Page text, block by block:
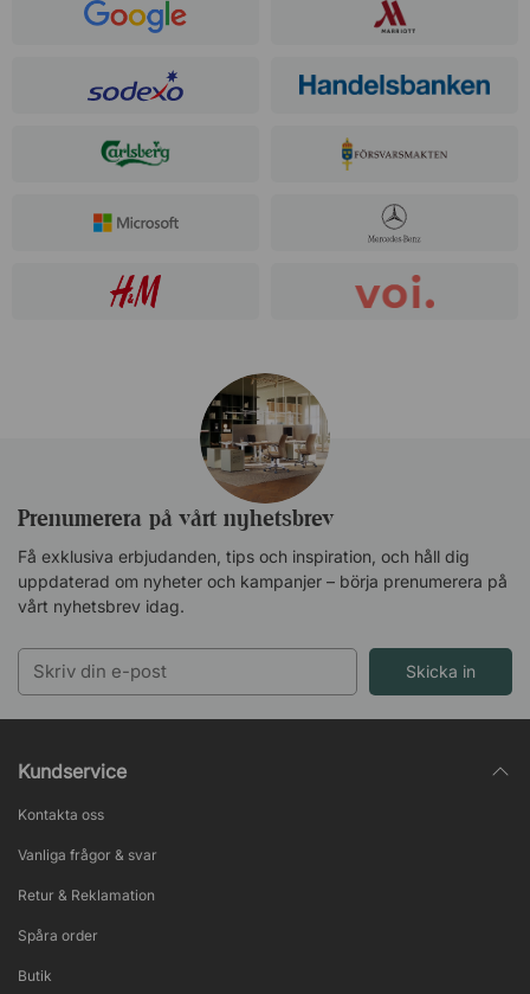
Prenumerera på vårt nyhetsbrev
Få exklusiva erbjudanden, tips och inspiration, och håll dig
uppdaterad om nyheter och kampanjer – börja prenumerera på
vårt nyhetsbrev idag.
Skicka in
Kundservice
Kontakta oss
Vanliga frågor & svar
Retur & Reklamation
Spåra order
Butik